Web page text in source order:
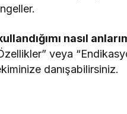
nasıl
veya
danışabilirsiniz.